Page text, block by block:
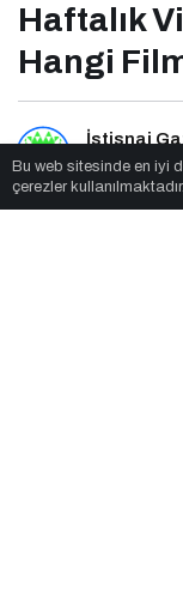
Haftalık
Hangi
İstisnai
6dk, 36sn
Bu web sitesinde en iyi
çerezler kullanılmaktadır.